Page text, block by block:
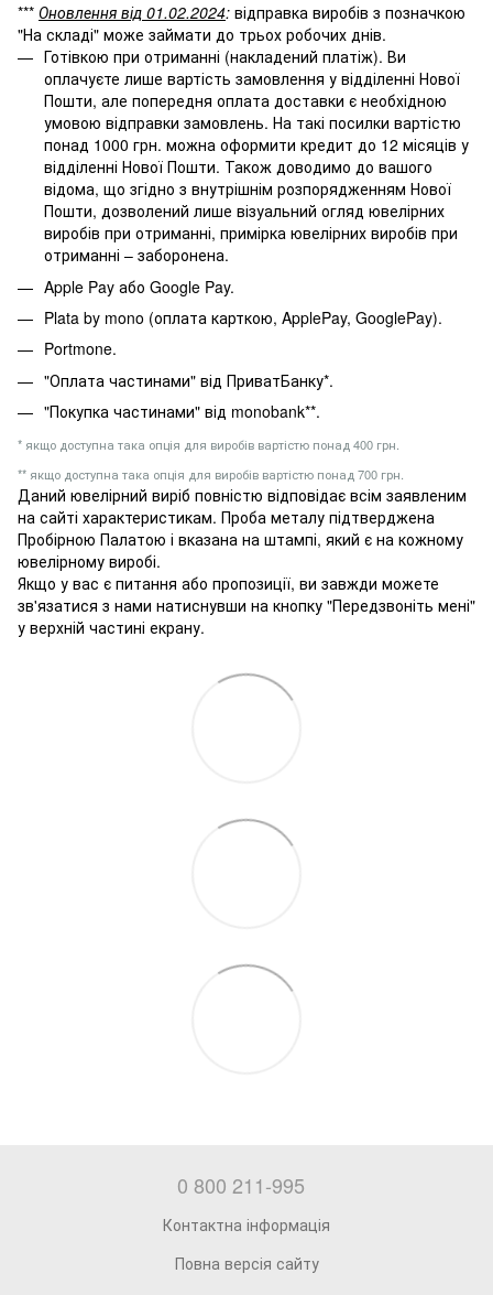
*** Оновлення від 01.02.2024: відправка виробів з позначкою
"На складі" може займати до трьох робочих днів.
Готівкою при отриманні (накладений платіж). Ви
оплачуєте лише вартість замовлення у відділенні Нової
Пошти, але попередня оплата доставки є необхідною
умовою відправки замовлень. На такі посилки вартістю
понад 1000 грн. можна оформити кредит до 12 місяців у
відділенні Нової Пошти. Також доводимо до вашого
відома, що згідно з внутрішнім розпорядженням Нової
Пошти, дозволений лише візуальний огляд ювелірних
виробів при отриманні, примірка ювелірних виробів при
отриманні – заборонена.
Apple Pay або Google Pay.
Plata by mono (оплата карткою, ApplePay, GooglePay).
Portmone.
"Оплата частинами" від ПриватБанку*.
"Покупка частинами" від monobank**.
* якщо доступна така опція для виробів вартістю понад 400 грн.
** якщо доступна така опція для виробів вартістю понад 700 грн.
Даний ювелірний виріб повністю відповідає всім заявленим
на сайті характеристикам. Проба металу підтверджена
Пробірною Палатою і вказана на штампі, який є на кожному
ювелірному виробі.
Якщо у вас є питання або пропозиції, ви завжди можете
зв'язатися з нами натиснувши на кнопку "Передзвоніть мені"
у верхній частині екрану.
0 800 211-995
Контактна інформація
Повна версія сайту